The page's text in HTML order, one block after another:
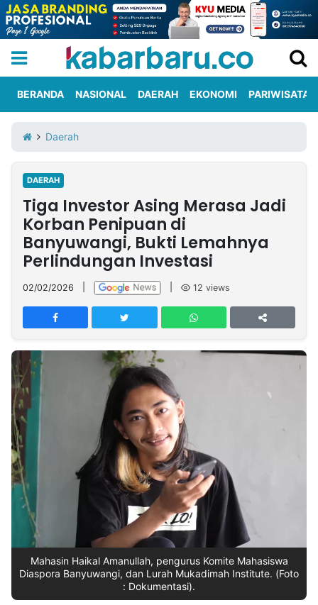
Iklan
Berita
Kami
Nasional
International
Olahraga
Entertainment
Daerah
Pariwisata
Kuliner
Kolom
Network
PT
TREETAN
MULTIMEDIA
INDONESIA
Partner
Insight
NTB
Suara
Time
Lens
IDN
Daily
Jogja
Jalan
Rakyat
Idealita
News
Kita
Notice
Dinamikapost.com
Radar
Baru
Seedbacklink
Follow
Kabarbaru
BERANDA NASIONAL DAERAH EKONOMI PARIWISATA
Daerah
DAERAH
Tiga Investor Asing Merasa Jadi
Korban Penipuan di
Banyuwangi, Bukti Lemahnya
Perlindungan Investasi
02/02/2026 12 views
Mahasin Haikal Amanullah, pengurus Komite Mahasiswa
Diaspora Banyuwangi, dan Lurah Mukadimah Institute. (Foto
: Dokumentasi).